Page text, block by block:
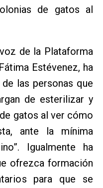
de gatos al
de la Plataforma
Estévenez, ha
las personas que
de esterilizar y
gatos al ver cómo
ante la mínima
Igualmente ha
ofrezca formación
para que se